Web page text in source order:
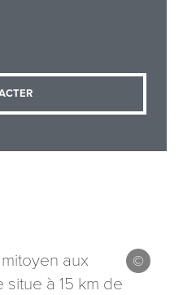
aux
situe à 15 km de
de ce formulaire sont
demande (sauf
d’un droit d’accès, de